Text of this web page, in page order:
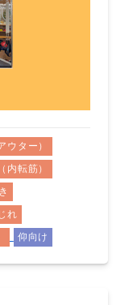
ウター）
内転筋）
れ
仰向け